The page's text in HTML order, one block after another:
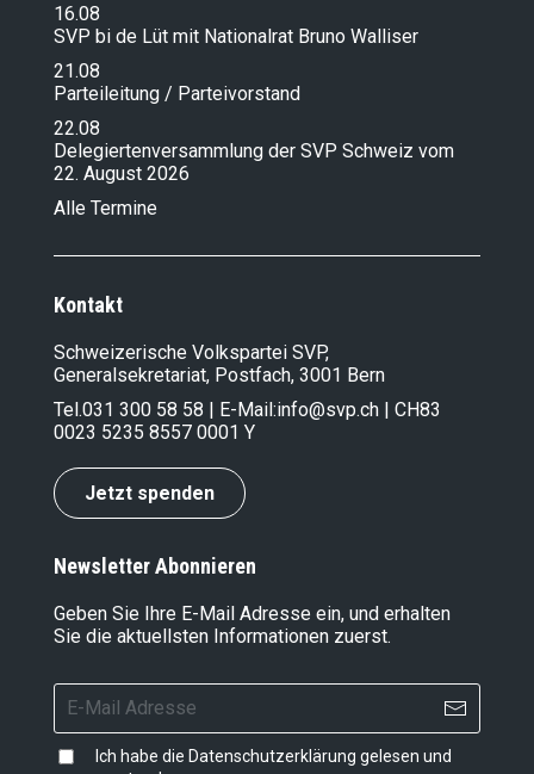
16.08
SVP bi de Lüt mit Nationalrat Bruno Walliser
21.08
Parteileitung / Parteivorstand
22.08
Delegiertenversammlung der SVP Schweiz vom
22. August 2026
Alle Termine
Kontakt
Schweizerische Volkspartei SVP,
Generalsekretariat, Postfach, 3001 Bern
Tel.031 300 58 58 | E-Mail:info@svp.ch | CH83
0023 5235 8557 0001 Y
Jetzt spenden
Newsletter Abonnieren
Geben Sie Ihre E-Mail Adresse ein, und erhalten
Sie die aktuellsten Informationen zuerst.
Ich habe die Datenschutzerklärung gelesen und